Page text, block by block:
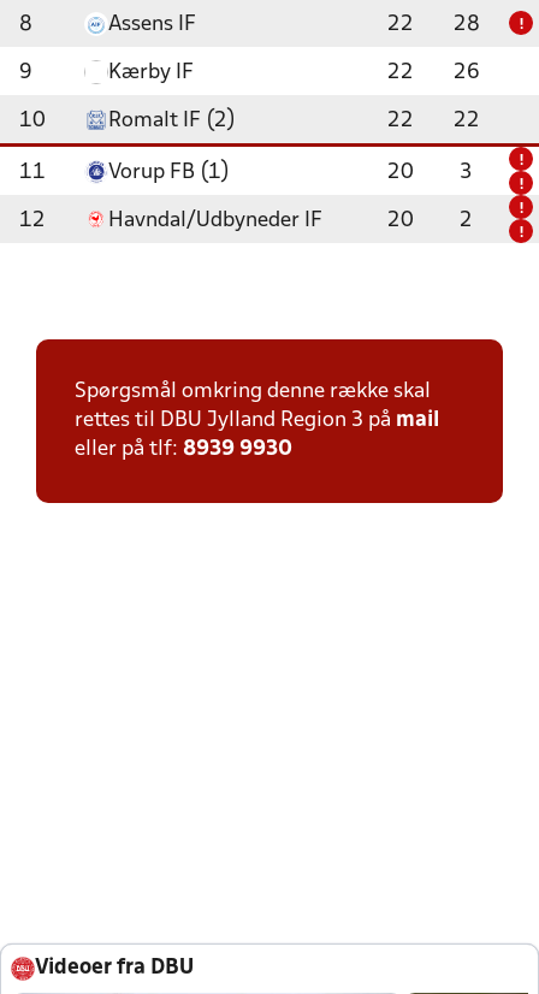
8 Assens IF 22 28 !
9 Kærby IF 22 26
10 Romalt IF (2) 22 22
11 Vorup FB (1) 20 3
!
!
12 Havndal/Udbyneder IF 20 2
!
!
Spørgsmål omkring denne række skal
rettes til DBU Jylland Region 3 på mail
eller på tlf: 8939 9930
Videoer fra DBU